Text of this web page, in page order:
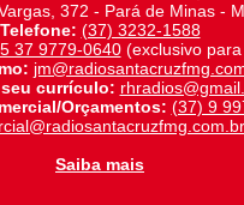
372 - Pará de Minas -
Telefone: (37) 3232-1588
37 9779-0640(exclusivo para
currículo:
Orçamentos: (37) 9
Saiba mais